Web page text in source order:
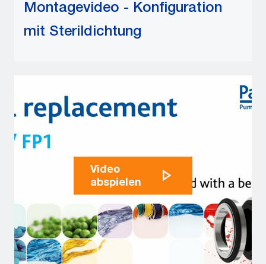
Montagevideo - Konfiguration
mit Sterildichtung
Video
abspielen